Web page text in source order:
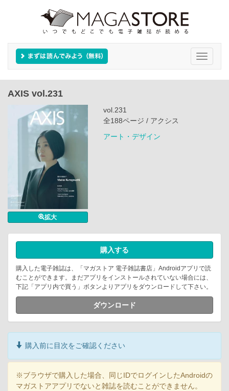
Toggle
AXIS vol.231
拡大
vol.231
全188ページ / アクシス
アート・デザイン
購入する
購入した電子雑誌は、「マガストア 電子雑誌書店」Androidアプリで読
むことができます。まだアプリをインストールされていない場合には、
下記「アプリ内で買う」ボタンよりアプリをダウンロードして下さい。
ダウンロード
購入前に目次をご確認ください
※ブラウザで購入した場合、同じIDでログインしたAndroidの
マガストアアプリでないと雑誌を読むことができません。